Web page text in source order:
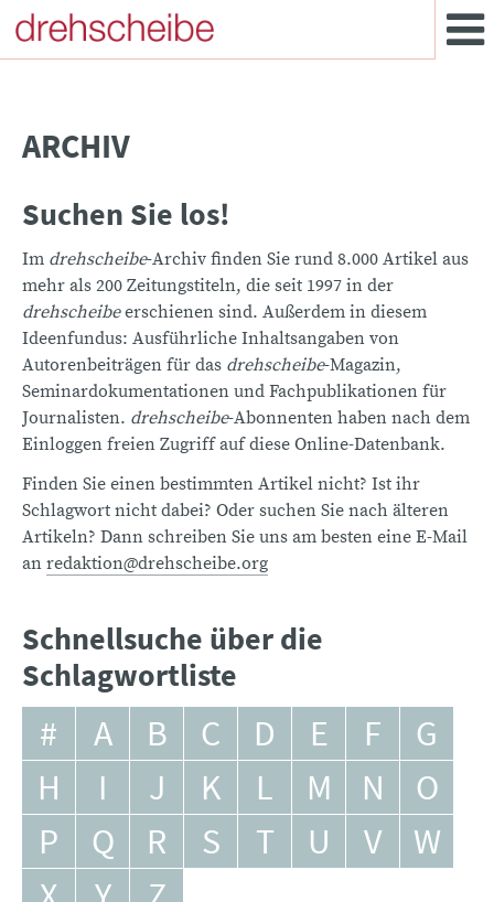
ARCHIV
Suchen Sie los!
Im drehscheibe-Archiv finden Sie rund 8.000 Artikel aus
mehr als 200 Zeitungstiteln, die seit 1997 in der
drehscheibeerschienen sind. Außerdem in diesem
Ideenfundus: Ausführliche Inhaltsangaben von
Autorenbeiträgen für das drehscheibe-Magazin,
Seminardokumentationen und Fachpublikationen für
Journalisten. drehscheibe-Abonnenten haben nach dem
Einloggen freien Zugriff auf diese Online-Datenbank.
Finden Sie einen bestimmten Artikel nicht? Ist ihr
Schlagwort nicht dabei? Oder suchen Sie nach älteren
Artikeln? Dann schreiben Sie uns am besten eine E-Mail
an redaktion@drehscheibe.org
Schnellsuche über die
Schlagwortliste
# A B C D E F
G
H
I J K L M N
O
P
Q R S T U V
W